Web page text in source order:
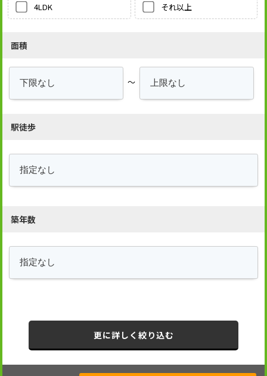
4LDK それ以上
面積
～
駅徒歩
築年数
更に詳しく絞り込む